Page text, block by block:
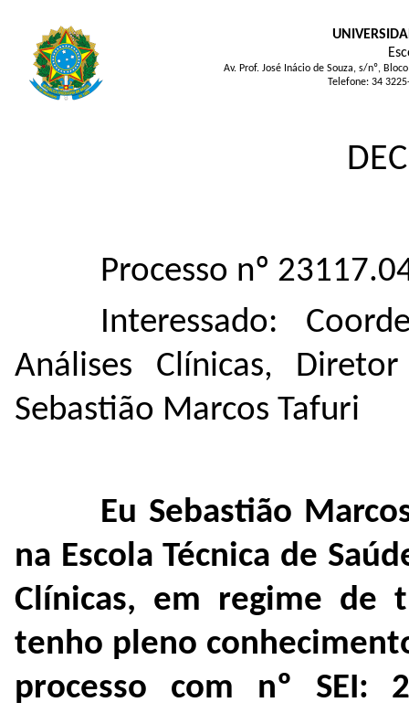
Av. Prof. José Inácio de Souza, s/nº,
Telefone: 34
Processo nº
Interessado:
Análises Clínicas,
Sebastião Marcos Tafuri
Eu Sebastião
na Escola Técnica de
Clínicas, em regime de
tenho pleno
processo com nº SEI: